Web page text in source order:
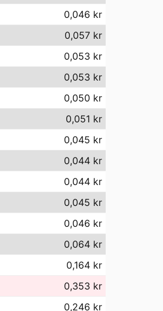
0,046 kr
0,057 kr
0,053 kr
0,053 kr
0,050 kr
0,051 kr
0,045 kr
0,044 kr
0,044 kr
0,045 kr
0,046 kr
0,064 kr
0,164 kr
0,353 kr
0,246 kr